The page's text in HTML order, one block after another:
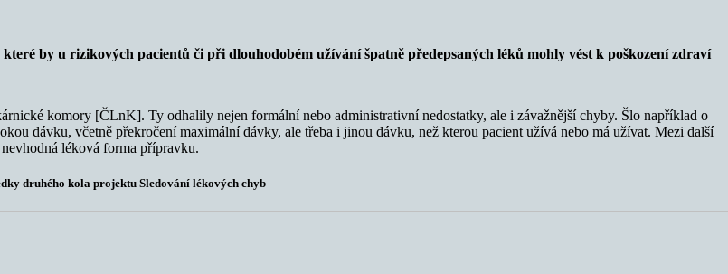
by u rizikových pacientů či při dlouhodobém užívání špatně předepsaných léků mohly vést k poškození zdraví
komory [ČLnK]. Ty odhalily nejen formální nebo administrativní nedostatky, ale i závažnější chyby. Šlo například o
dávku, včetně překročení maximální dávky, ale třeba i jinou dávku, než kterou pacient užívá nebo má užívat. Mezi další
léková forma přípravku.
druhého kola projektu Sledování lékových chyb